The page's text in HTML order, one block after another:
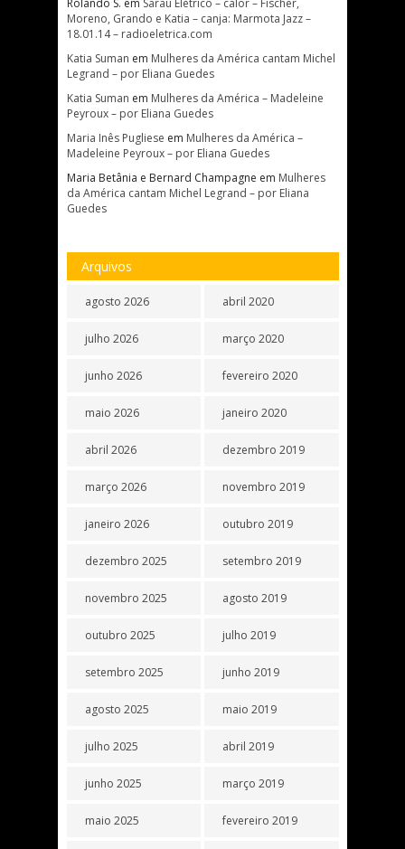
Rolando S. em Sarau Elétrico – calor – Fischer,
Moreno, Grando e Katia – canja: Marmota Jazz –
18.01.14 – radioeletrica.com
Katia Suman em Mulheres da América cantam Michel
Legrand – por Eliana Guedes
Katia Suman em Mulheres da América – Madeleine
Peyroux – por Eliana Guedes
Maria Inês Pugliese em Mulheres da América –
Madeleine Peyroux – por Eliana Guedes
Maria Betânia e Bernard Champagne em Mulheres
da América cantam Michel Legrand – por Eliana
Guedes
Arquivos
agosto 2026
julho 2026
junho 2026
maio 2026
abril 2026
março 2026
janeiro 2026
dezembro 2025
novembro 2025
outubro 2025
setembro 2025
agosto 2025
julho 2025
junho 2025
maio 2025
abril 2020
março 2020
fevereiro 2020
janeiro 2020
dezembro 2019
novembro 2019
outubro 2019
setembro 2019
agosto 2019
julho 2019
junho 2019
maio 2019
abril 2019
março 2019
fevereiro 2019